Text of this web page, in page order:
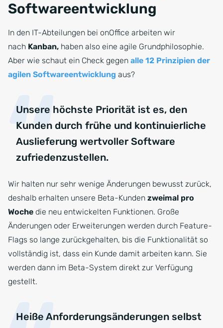
Softwareentwicklung
In den IT-Abteilungen bei onOffice arbeiten wir
nach Kanban, haben also eine agile Grundphilosophie.
Aber wie schaut ein Check gegen alle 12 Prinzipien der
agilen Softwareentwicklung aus?
Unsere höchste Priorität ist es, den
Kunden durch frühe und kontinuierliche
Auslieferung wertvoller Software
zufriedenzustellen.
Wir halten nur sehr wenige Änderungen bewusst zurück,
deshalb erhalten unsere Beta-Kunden zweimal pro
Woche die neu entwickelten Funktionen. Große
Änderungen oder Erweiterungen werden durch Feature-
Flags so lange zurückgehalten, bis die Funktionalität so
vollständig ist, dass ein Kunde damit arbeiten kann. Sie
werden dann im Beta-System direkt zur Verfügung
gestellt.
Heiße Anforderungsänderungen selbst